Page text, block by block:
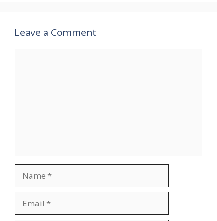
Leave a Comment